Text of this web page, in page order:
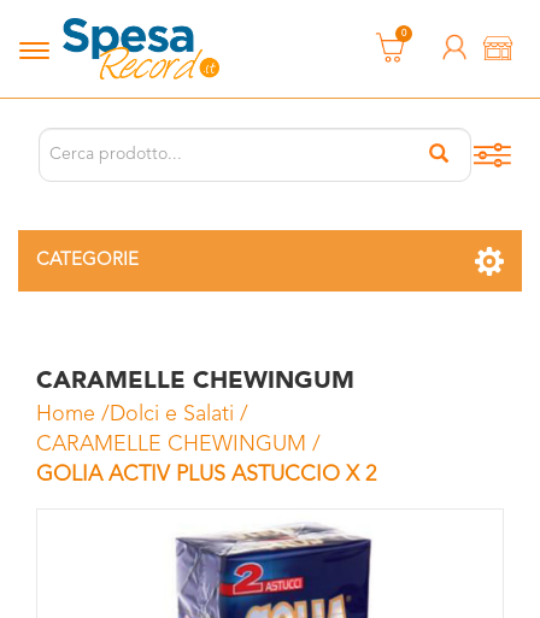
0
CATEGORIE
CARAMELLE CHEWINGUM
Home /Dolci e Salati /
CARAMELLE CHEWINGUM /
GOLIA ACTIV PLUS ASTUCCIO X 2